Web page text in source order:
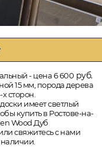
- цена 6 600 руб.
15 мм, порода дерева
сторон.
имеет светлый
купить в Ростове-на-
Wood Дуб
свяжитесь с нами